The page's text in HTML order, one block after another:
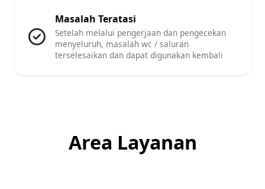
Masalah Teratasi
Setelah melalui pengerjaan dan pengecekan
menyeluruh, masalah wc / saluran
terselesaikan dan dapat digunakan kembali
Area Layanan